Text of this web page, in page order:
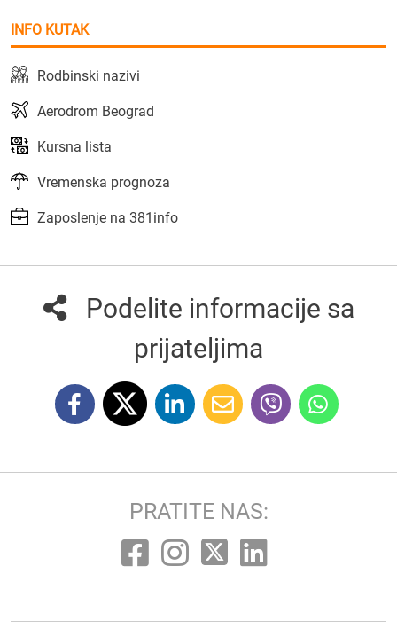
INFO KUTAK
Rodbinski nazivi
Aerodrom Beograd
Kursna lista
Vremenska prognoza
Zaposlenje na 381info
Podelite informacije sa
prijateljima
PRATITE NAS: